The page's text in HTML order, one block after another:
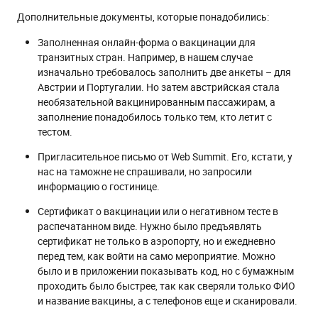
Дополнительные документы, которые понадобились:
Заполненная онлайн-форма о вакцинации для
транзитных стран. Например, в нашем случае
изначально требовалось заполнить две анкеты – для
Австрии и Португалии. Но затем австрийская стала
необязательной вакцинированным пассажирам, а
заполнение понадобилось только тем, кто летит с
тестом.
Пригласительное письмо от Web Summit. Его, кстати, у
нас на таможне не спрашивали, но запросили
информацию о гостинице.
Сертификат о вакцинации или о негативном тесте в
распечатанном виде. Нужно было предъявлять
сертификат не только в аэропорту, но и ежедневно
перед тем, как войти на само мероприятие. Можно
было и в приложении показывать код, но с бумажным
проходить было быстрее, так как сверяли только ФИО
и название вакцины, а с телефонов еще и сканировали.